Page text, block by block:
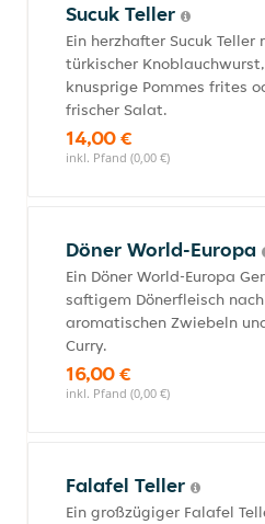
Sucuk Teller
Ein herzhafter Sucuk
türkischer
knusprige Pommes frites
frischer Salat.
14,00 €
inkl. Pfand (0,00 €)
Döner World-Europa
Ein Döner World-Europa
saftigem Dönerfleisch
aromatischen Zwiebeln
Curry.
16,00 €
inkl. Pfand (0,00 €)
Falafel Teller
Ein großzügiger Falafel